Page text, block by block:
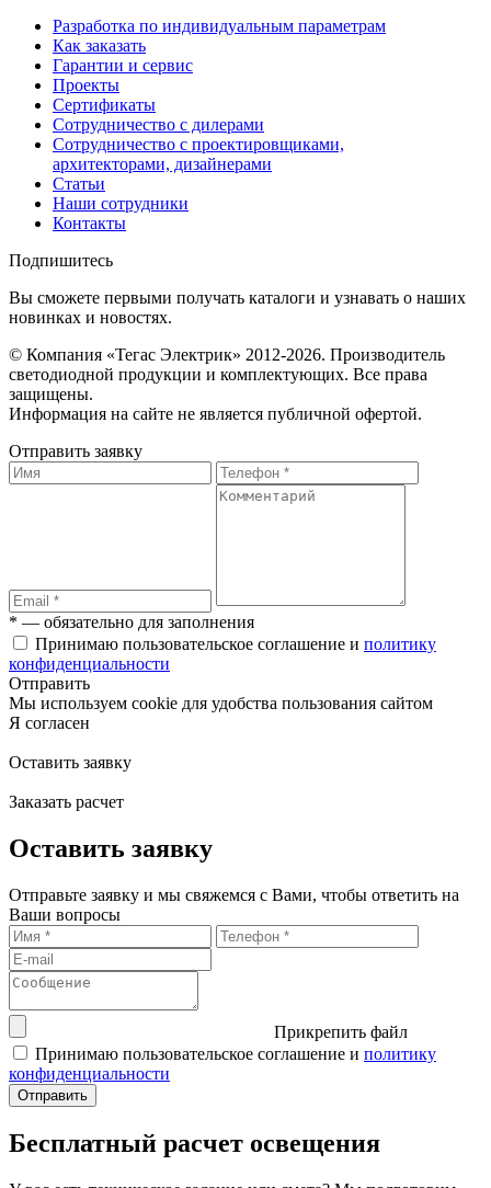
Разработка по индивидуальным параметрам
Как заказать
Гарантии и сервис
Проекты
Сертификаты
Сотрудничество с дилерами
Сотрудничество с проектировщиками,
архитекторами, дизайнерами
Статьи
Наши сотрудники
Контакты
Подпишитесь
Вы сможете первыми получать каталоги и узнавать о наших
новинках и новостях.
© Компания «Тегас Электрик» 2012-2026. Производитель
светодиодной продукции и комплектующих. Все права
защищены.
Информация на сайте не является публичной офертой.
Отправить заявку
* — обязательно для заполнения
Принимаю пользовательское соглашение и политику
конфиденциальности
Отправить
Мы используем cookie для удобства пользования сайтом
Я согласен
Оставить заявку
Заказать расчет
Оставить заявку
Отправьте заявку и мы свяжемся с Вами, чтобы ответить на
Ваши вопросы
Прикрепить файл
Принимаю пользовательское соглашение и политику
конфиденциальности
Бесплатный расчет освещения